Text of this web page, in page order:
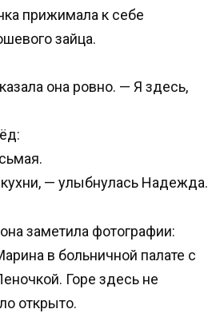
прижимала к себе
зайца.
она ровно. — Я здесь,
— улыбнулась Надежда.
заметила фотографии:
в больничной палате с
Горе здесь не
открыто.